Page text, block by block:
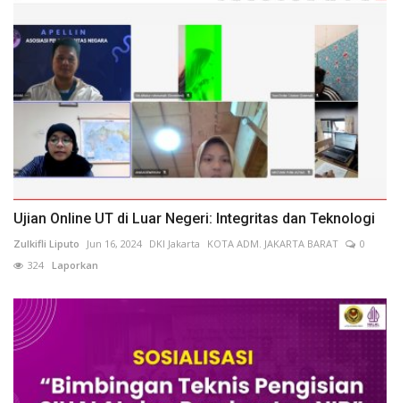
Ujian Online UT di Luar Negeri: Integritas dan Teknologi
Zulkifli Liputo Jun 16, 2024 DKI Jakarta KOTA ADM. JAKARTA BARAT
0
324 Laporkan